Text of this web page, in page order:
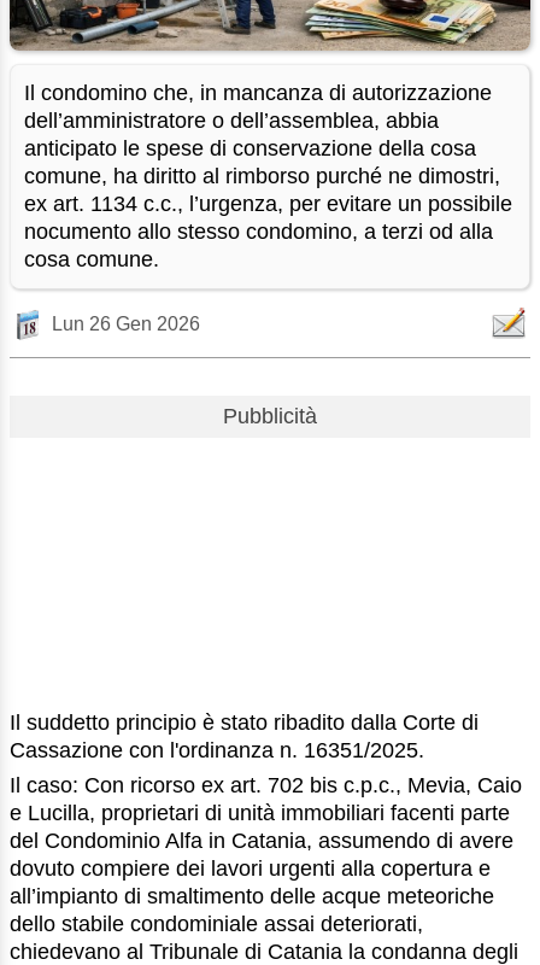
Il condomino che, in mancanza di autorizzazione
dell’amministratore o dell’assemblea, abbia
anticipato le spese di conservazione della cosa
comune, ha diritto al rimborso purché ne dimostri,
ex art. 1134 c.c., l’urgenza, per evitare un possibile
nocumento allo stesso condomino, a terzi od alla
cosa comune.
Lun 26 Gen 2026
Pubblicità
Il suddetto principio è stato ribadito dalla Corte di
Cassazione con l'ordinanza n. 16351/2025.
Il caso: Con ricorso ex art. 702 bis c.p.c., Mevia, Caio
e Lucilla, proprietari di unità immobiliari facenti parte
del Condominio Alfa in Catania, assumendo di avere
dovuto compiere dei lavori urgenti alla copertura e
all’impianto di smaltimento delle acque meteoriche
dello stabile condominiale assai deteriorati,
chiedevano al Tribunale di Catania la condanna degli